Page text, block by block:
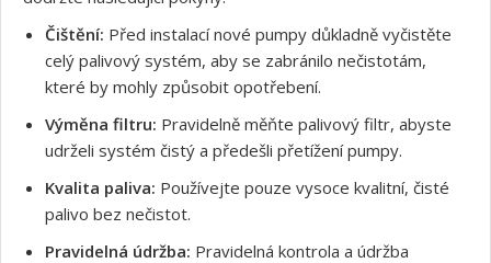
Čištění: Před instalací nové pumpy důkladně vyčistěte
celý palivový systém, aby se zabránilo nečistotám,
které by mohly způsobit opotřebení.
Výměna filtru: Pravidelně měňte palivový filtr, abyste
udrželi systém čistý a předešli přetížení pumpy.
Kvalita paliva: Používejte pouze vysoce kvalitní, čisté
palivo bez nečistot.
Pravidelná údržba: Pravidelná kontrola a údržba